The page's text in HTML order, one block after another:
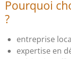
Pourquoi
?
entreprise
expertise en